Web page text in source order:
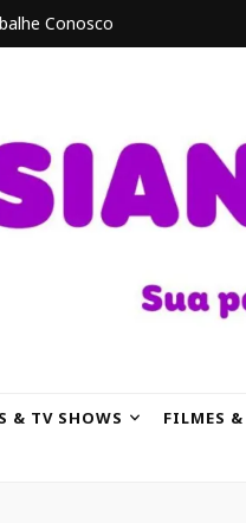
Conosco
& TV SHOWS FILMES &